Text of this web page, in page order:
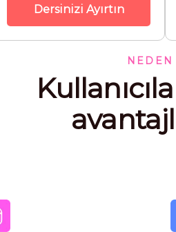
Dersinizi Ayırtın